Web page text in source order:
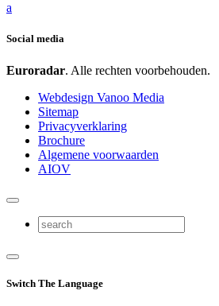
a
Social media
Euroradar. Alle rechten voorbehouden.
Webdesign Vanoo Media
Sitemap
Privacyverklaring
Brochure
Algemene voorwaarden
AIOV
Switch The Language